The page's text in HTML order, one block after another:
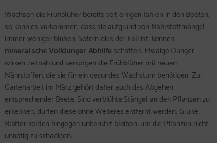
Wachsen die Frühblüher bereits seit einigen Jahren in den Beeten,
so kann es vorkommen, dass sie aufgrund von Nährstoffmangel
immer weniger blühen. Sofern dies der Fall ist, können
mineralische Volldünger Abhilfeschaffen. Etwaige Dünger
wirken zeitnah und versorgen die Frühblüher mit neuen
Nährstoffen, die sie für ein gesundes Wachstum benötigen. Zur
Gartenarbeit im März gehört daher auch das Abgehen
entsprechender Beete. Sind verblühte Stängel an den Pflanzen zu
erkennen, dürfen diese ohne Weiteres entfernt werden. Grüne
Blätter sollten hingegen unberührt bleiben, um die Pflanzen nicht
unnötig zu schädigen.